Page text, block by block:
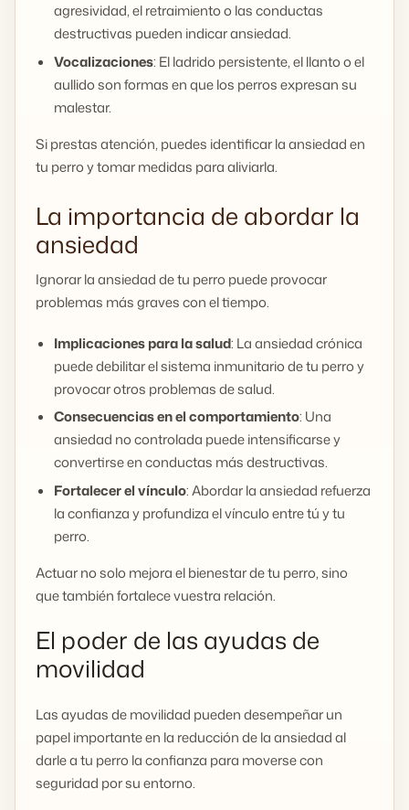
agresividad, el retraimiento o las conductas
destructivas pueden indicar ansiedad.
Vocalizaciones: El ladrido persistente, el llanto o el
aullido son formas en que los perros expresan su
malestar.
Si prestas atención, puedes identificar la ansiedad en
tu perro y tomar medidas para aliviarla.
La importancia de abordar la
ansiedad
Ignorar la ansiedad de tu perro puede provocar
problemas más graves con el tiempo.
Implicaciones para la salud: La ansiedad crónica
puede debilitar el sistema inmunitario de tu perro y
provocar otros problemas de salud.
Consecuencias en el comportamiento: Una
ansiedad no controlada puede intensificarse y
convertirse en conductas más destructivas.
Fortalecer el vínculo: Abordar la ansiedad refuerza
la confianza y profundiza el vínculo entre tú y tu
perro.
Actuar no solo mejora el bienestar de tu perro, sino
que también fortalece vuestra relación.
El poder de las ayudas de
movilidad
Las ayudas de movilidad pueden desempeñar un
papel importante en la reducción de la ansiedad al
darle a tu perro la confianza para moverse con
seguridad por su entorno.